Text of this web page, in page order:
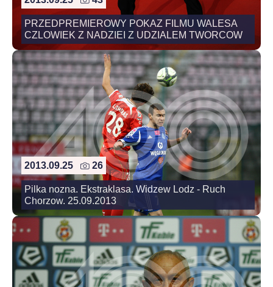
PRZEDPREMIEROWY POKAZ FILMU WALESA
CZLOWIEK Z NADZIEI Z UDZIALEM TWORCOW
2013.09.25 26
Pilka nozna. Ekstraklasa. Widzew Lodz - Ruch
Chorzow. 25.09.2013